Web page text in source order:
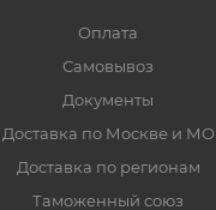
Оплата
Самовывоз
Документы
Доставка по Москве и МО
Доставка по регионам
Таможенный союз